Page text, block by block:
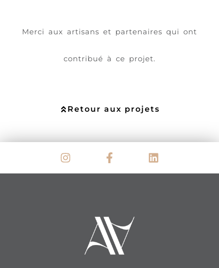
Merci aux artisans et partenaires qui ont
contribué à ce projet.
Retour aux projets